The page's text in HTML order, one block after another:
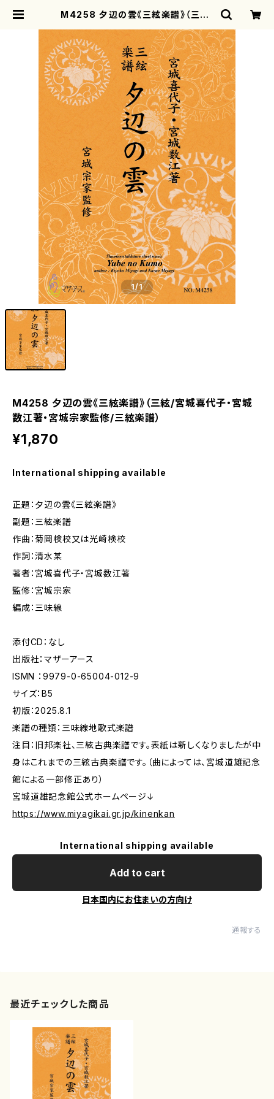
M4258 夕辺の雲《三絃楽譜》（三絃/
修/三絃楽譜） | motherearth
1/1
M4258 夕辺の雲《三絃楽譜》（三絃/宮城喜代子・宮城
数江著・宮城宗家監修/三絃楽譜）
¥1,870
International shipping available
正題：夕辺の雲《三絃楽譜》
副題：三絃楽譜
作曲：菊岡検校又は光崎検校
作詞：清水某
著者：宮城喜代子・宮城数江著
監修：宮城宗家
編成：三味線
添付CD：なし
出版社：マザーアース
ISMN ：9979-0-65004-012-9
サイズ：B5
初版：2025.8.1
楽譜の種類：三味線地歌式楽譜
注目：旧邦楽社、三絃古典楽譜です。表紙は新しくなりましたが中
身はこれまでの三絃古典楽譜です。（曲によっては、宮城道雄記念
館による一部修正あり）
宮城道雄記念館公式ホームページ↓
https://www.miyagikai.gr.jp/kinenkan
International shipping available
Add to cart
日本国内にお住まいの方向け
通報する
最近チェックした商品